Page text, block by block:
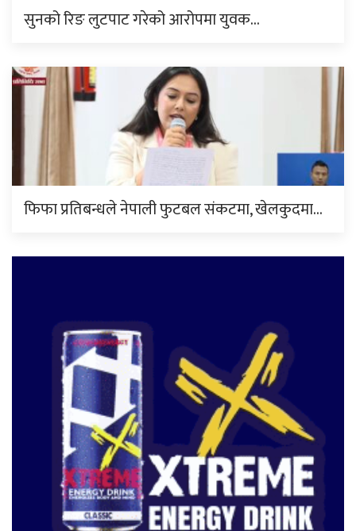
सुनको रिङ लुटपाट गरेको आरोपमा युवक…
फिफा प्रतिबन्धले नेपाली फुटबल संकटमा, खेलकुदमा…